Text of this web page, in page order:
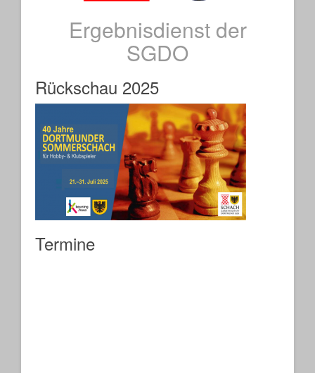
Ergebnisdienst der
SGDO
Rückschau 2025
Termine